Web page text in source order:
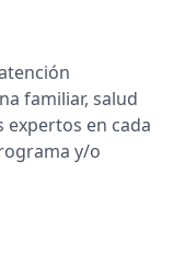
familiar, salud
en cada
y/o